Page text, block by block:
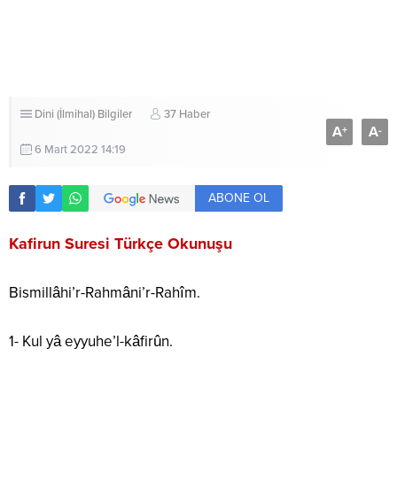
Dini (İlmihal) Bilgiler 37 Haber
6 Mart 2022 14:19
A+ A-
ABONE OL
Kafirun Suresi Türkçe Okunuşu
Bismillâhi’r-Rahmâni’r-Rahîm.
1- Kul yâ eyyuhe’l-kâfirûn.